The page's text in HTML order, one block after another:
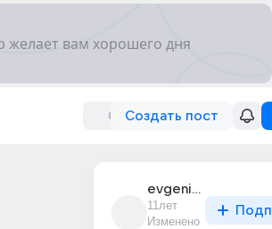
Создать пост
evgenii_kuklin_95
11лет
Изменено